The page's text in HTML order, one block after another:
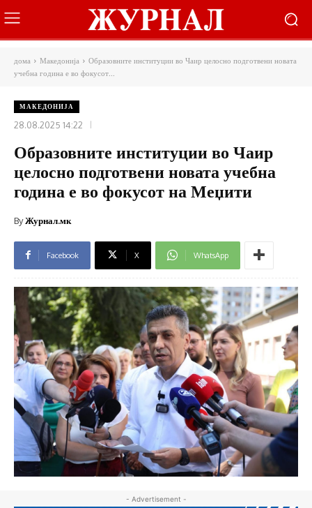
дома Македонија
Образовните институции во Чаир целосно подготвени новата
учебна година е во фокусот...
МАКЕДОНИЈА
28.08.2025 14:22
Образовните институции во Чаир
целосно подготвени новата учебна
година е во фокусот на Меџити
ByЖурнал.мк
Facebook X WhatsApp
- Advertisement -